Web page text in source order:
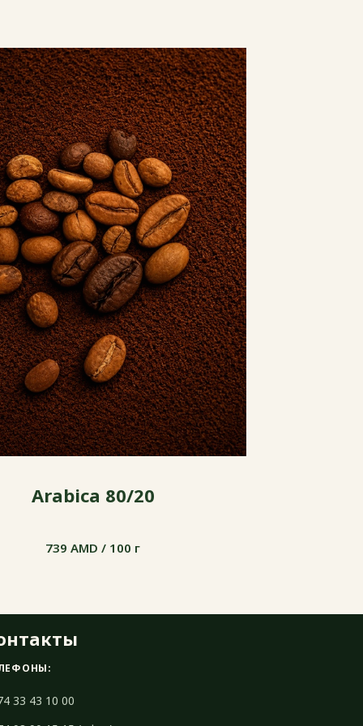
Arabica 80/20
739 AMD / 100 г
33 43 10 00